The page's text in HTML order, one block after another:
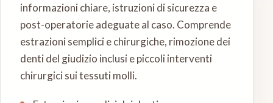
informazioni chiare, istruzioni di sicurezza e
post-operatorie adeguate al caso. Comprende
estrazioni semplici e chirurgiche, rimozione dei
denti del giudizio inclusi e piccoli interventi
chirurgici sui tessuti molli.